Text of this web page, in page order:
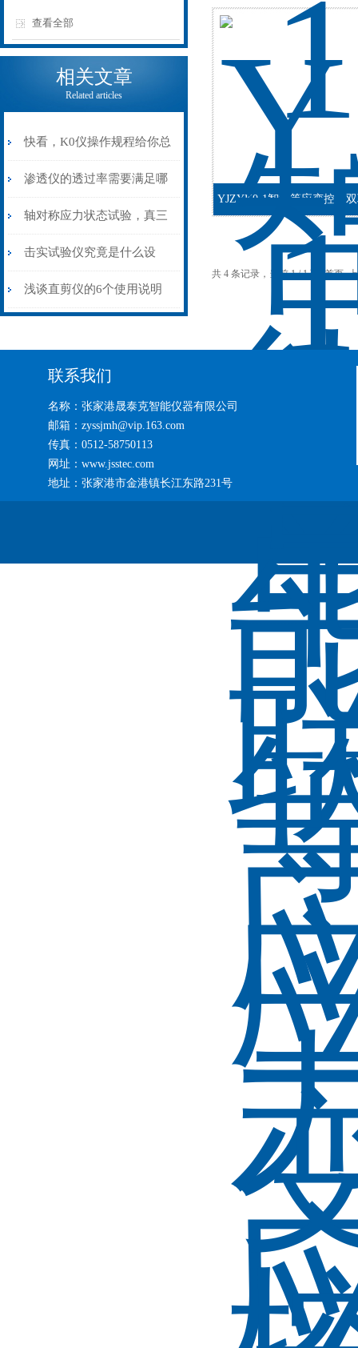
查看全部
相关文章
Related articles
快看，K0仪操作规程给你总
结好了
渗透仪的透过率需要满足哪
些要求？
轴对称应力状态试验，真三
轴来大展身手
击实试验仪究竟是什么设
备？需要我们怎么用呢？
浅谈直剪仪的6个使用说明
YJZYK0-1智能等应变控制
共 4 条记录，当前 1 / 1 页 首页
联系我们
名称：张家港晟泰克智能仪器有限公司
邮箱：zyssjmh@vip.163.com
传真：0512-58750113
网址：www.jsstec.com
地址：张家港市金港镇长江东路231号